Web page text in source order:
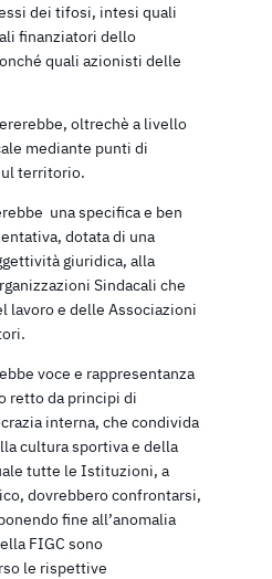
dei tifosi, intesi quali
finanziatori dello
quali azionisti delle
oltrechè a livello
mediante punti di
territorio.
una specifica e ben
dotata di una
giuridica, alla
Sindacali che
lavoro e delle Associazioni
voce e rappresentanza
retto da principi di
interna, che condivida
cultura sportiva e della
tutte le Istituzioni, a
dovrebbero confrontarsi,
fine all’anomalia
FIGC sono
le rispettive